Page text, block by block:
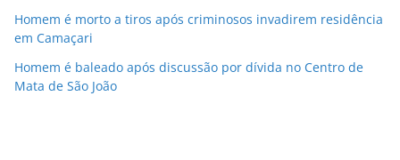
Homem é morto a tiros após criminosos invadirem residência
em Camaçari
Homem é baleado após discussão por dívida no Centro de
Mata de São João